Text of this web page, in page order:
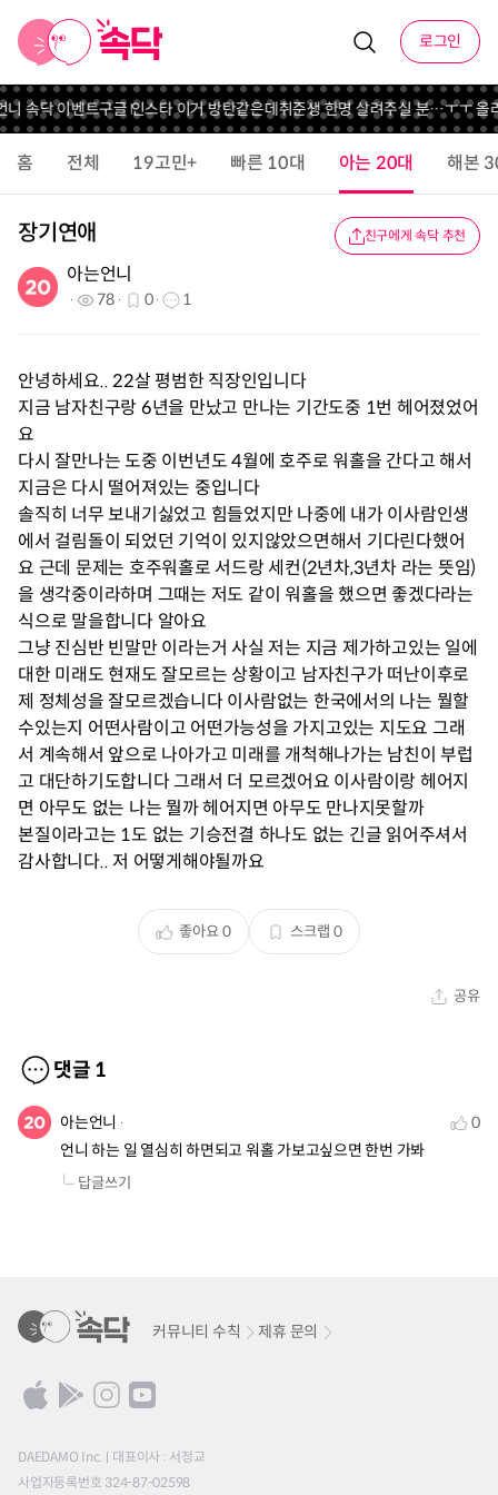
로그인
속닥 이벤트구글 인스타 이거 방탄같은데취준생 한명 살려주실 분…ㅜㅜ 올
홈 전체 19고민+ 빠른 10대 아는 20대 해본
장기연애 친구에게 속닥 추천
아는언니
78 0 1
안녕하세요.. 22살 평범한 직장인입니다
지금 남자친구랑 6년을 만났고 만나는 기간도중 1번 헤어졌었어
요
다시 잘만나는 도중 이번년도 4월에 호주로 워홀을 간다고 해서
지금은 다시 떨어져있는 중입니다
솔직히 너무 보내기싫었고 힘들었지만 나중에 내가 이사람인생
에서 걸림돌이 되었던 기억이 있지않았으면해서 기다린다했어
요 근데 문제는 호주워홀로 서드랑 세컨(2년차,3년차 라는 뜻임)
을 생각중이라하며 그때는 저도 같이 워홀을 했으면 좋겠다라는
식으로 말을합니다 알아요
그냥 진심반 빈말만 이라는거 사실 저는 지금 제가하고있는 일에
대한 미래도 현재도 잘모르는 상황이고 남자친구가 떠난이후로
제 정체성을 잘모르겠습니다 이사람없는 한국에서의 나는 뭘할
수있는지 어떤사람이고 어떤가능성을 가지고있는 지도요 그래
서 계속해서 앞으로 나아가고 미래를 개척해나가는 남친이 부럽
고 대단하기도합니다 그래서 더 모르겠어요 이사람이랑 헤어지
면 아무도 없는 나는 뭘까 헤어지면 아무도 만나지못할까
본질이라고는 1도 없는 기승전결 하나도 없는 긴글 읽어주셔서
감사합니다.. 저 어떻게해야될까요
좋아요0 스크랩 0
공유
댓글 1
아는언니
0
언니 하는 일 열심히 하면되고 워홀 가보고싶으면 한번 가봐
답글쓰기
커뮤니티 수칙 제휴 문의
DAEDAMO Inc.
대표이사 : 서정교
사업자등록번호 324-87-02598